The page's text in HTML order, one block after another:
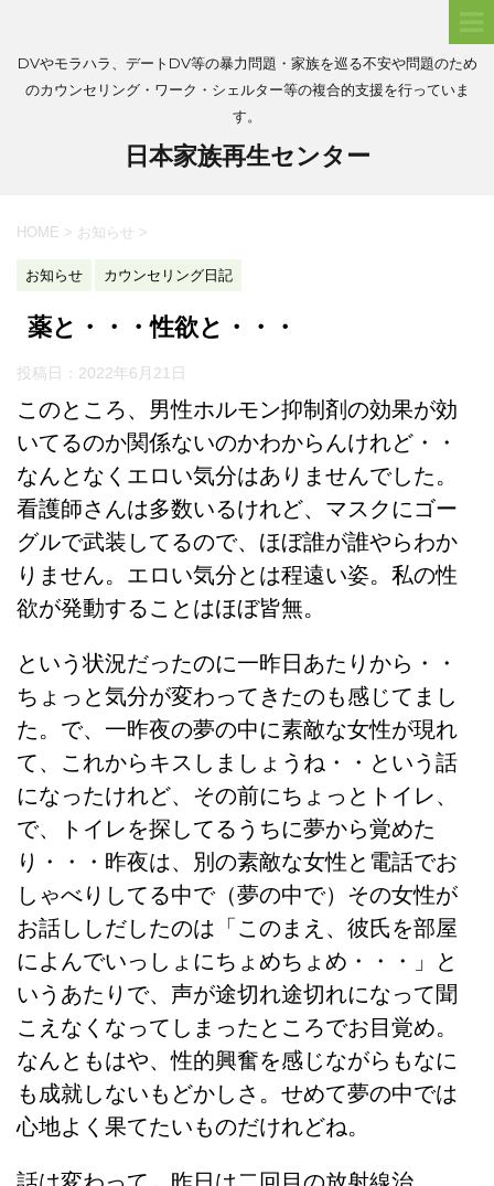
DVやモラハラ、デートDV等の暴力問題・家族を巡る不安や問題のため
のカウンセリング・ワーク・シェルター等の複合的支援を行っていま
す。
日本家族再生センター
HOME > お知らせ >
お知らせ カウンセリング日記
薬と・・・性欲と・・・
投稿日： 2022年6月21日
このところ、男性ホルモン抑制剤の効果が効
いてるのか関係ないのかわからんけれど・・
なんとなくエロい気分はありませんでした。
看護師さんは多数いるけれど、マスクにゴー
グルで武装してるので、ほぼ誰が誰やらわか
りません。エロい気分とは程遠い姿。私の性
欲が発動することはほぼ皆無。
という状況だったのに一昨日あたりから・・
ちょっと気分が変わってきたのも感じてまし
た。で、一昨夜の夢の中に素敵な女性が現れ
て、これからキスしましょうね・・という話
になったけれど、その前にちょっとトイレ、
で、トイレを探してるうちに夢から覚めた
り・・・昨夜は、別の素敵な女性と電話でお
しゃべりしてる中で（夢の中で）その女性が
お話ししだしたのは「このまえ、彼氏を部屋
によんでいっしょにちょめちょめ・・・」と
いうあたりで、声が途切れ途切れになって聞
こえなくなってしまったところでお目覚め。
なんともはや、性的興奮を感じながらもなに
も成就しないもどかしさ。 せめて夢の中では
心地よく果てたいものだけれどね。